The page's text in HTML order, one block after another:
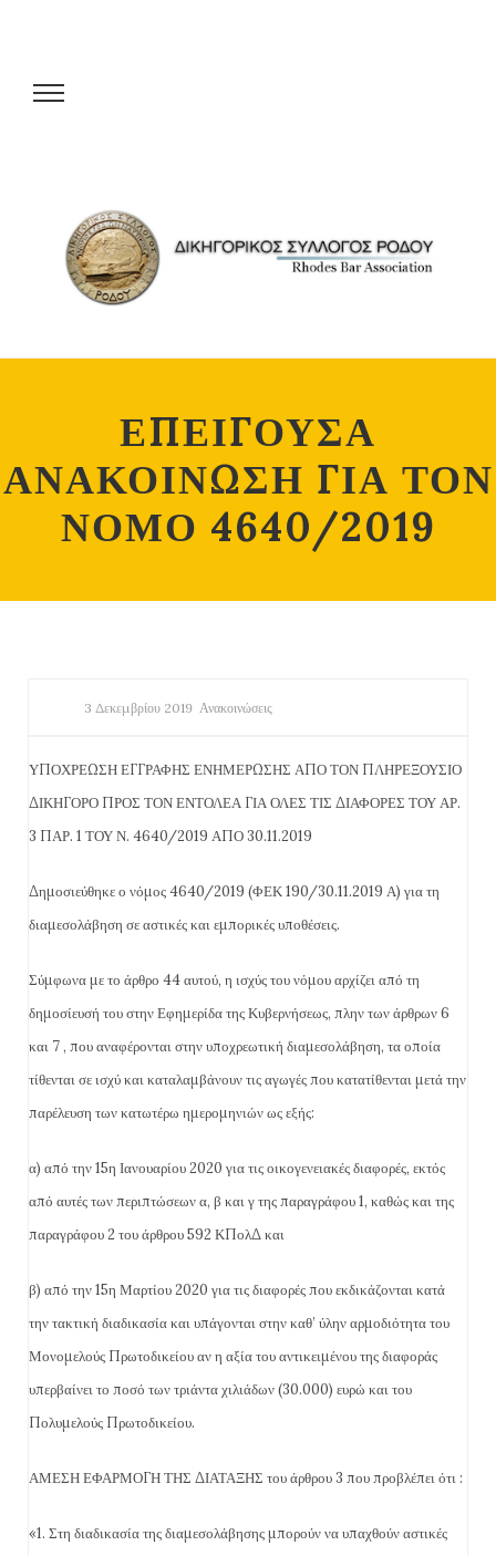
ΕΠΕΙΓΟΥΣΑ
ΑΝΑΚΟΙΝΩΣΗ ΓΙΑ ΤΟΝ
ΝΟΜΟ 4640/2019
3 Δεκεμβρίου 2019 Ανακοινώσεις
ΥΠΟΧΡΕΩΣΗ ΕΓΓΡΑΦΗΣ ΕΝΗΜΕΡΩΣΗΣ ΑΠΟ ΤΟΝ ΠΛΗΡΕΞΟΥΣΙΟ
ΔΙΚΗΓΟΡΟ ΠΡΟΣ ΤΟΝ ΕΝΤΟΛΕΑ ΓΙΑ ΟΛΕΣ ΤΙΣ ΔΙΑΦΟΡΕΣ ΤΟΥ ΑΡ.
3 ΠΑΡ. 1 ΤΟΥ Ν. 4640/2019 ΑΠΟ 30.11.2019
Δημοσιεύθηκε ο νόμος 4640/2019 (ΦΕΚ 190/30.11.2019 Α) για τη
διαμεσολάβηση σε αστικές και εμπορικές υποθέσεις.
Σύμφωνα με το άρθρο 44 αυτού, η ισχύς του νόμου αρχίζει από τη
δημοσίευσή του στην Εφημερίδα της Κυβερνήσεως, πλην των άρθρων 6
και 7 , που αναφέρονται στην υποχρεωτική διαμεσολάβηση, τα οποία
τίθενται σε ισχύ και καταλαμβάνουν τις αγωγές που κατατίθενται μετά την
παρέλευση των κατωτέρω ημερομηνιών ως εξής:
α) από την 15η Ιανουαρίου 2020 για τις οικογενειακές διαφορές, εκτός
από αυτές των περιπτώσεων α, β και γ της παραγράφου 1, καθώς και της
παραγράφου 2 του άρθρου 592 ΚΠολΔ και
β) από την 15η Μαρτίου 2020 για τις διαφορές που εκδικάζονται κατά
την τακτική διαδικασία και υπάγονται στην καθ’ ύλην αρμοδιότητα του
Μονομελούς Πρωτοδικείου αν η αξία του αντικειμένου της διαφοράς
υπερβαίνει το ποσό των τριάντα χιλιάδων (30.000) ευρώ και του
Πολυμελούς Πρωτοδικείου.
ΑΜΕΣΗ ΕΦΑΡΜΟΓΗ ΤΗΣ ΔΙΑΤΑΞΗΣ του άρθρου 3 που προβλέπει ότι :
«1. Στη διαδικασία της διαμεσολάβησης μπορούν να υπαχθούν αστικές